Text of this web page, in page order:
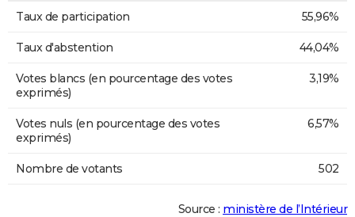
Taux de participation 55,96%
Taux d'abstention 44,04%
Votes blancs (en pourcentage des votes
exprimés)
3,19%
Votes nuls (en pourcentage des votes
exprimés)
6,57%
Nombre de votants 502
Source : ministère de l’Intérieur